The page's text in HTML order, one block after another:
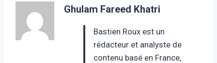
Ghulam Fareed Khatri
Bastien Roux est un
rédacteur et analyste de
contenu basé en France,